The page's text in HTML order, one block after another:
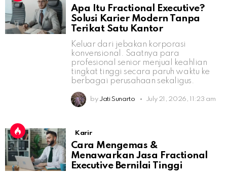
Apa Itu Fractional Executive?
Solusi Karier Modern Tanpa
Terikat Satu Kantor
Keluar dari jebakan korporasi
konvensional. Saatnya para
profesional senior menjual keahlian
tingkat tinggi secara paruh waktu ke
berbagai perusahaan sekaligus.
by Jati Sunarto July 21, 2026, 11:23 am
Karir
Cara Mengemas &
Menawarkan Jasa Fractional
Executive Bernilai Tinggi